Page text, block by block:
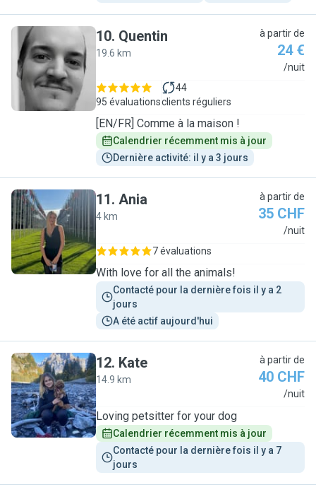
Q
10. Quentin
19.6 km
à partir de
24 €
/nuit
95 évaluations
44
clients réguliers
[EN/FR] Comme à la maison !
Calendrier récemment mis à jour
Dernière activité: il y a 3 jours
A
11. Ania
4 km
à partir de
35 CHF
/nuit
7 évaluations
With love for all the animals!
Contacté pour la dernière fois il y a 2
jours
A été actif aujourd'hui
K
12. Kate
14.9 km
à partir de
40 CHF
/nuit
Loving petsitter for your dog
Calendrier récemment mis à jour
Contacté pour la dernière fois il y a 7
jours